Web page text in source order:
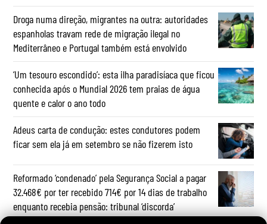
Droga numa direção, migrantes na outra: autoridades
espanholas travam rede de migração ilegal no
Mediterrâneo e Portugal também está envolvido
‘Um tesouro escondido’: esta ilha paradisíaca que ficou
conhecida após o Mundial 2026 tem praias de água
quente e calor o ano todo
Adeus carta de condução: estes condutores podem
ficar sem ela já em setembro se não fizerem isto
Reformado ‘condenado’ pela Segurança Social a pagar
32.468€ por ter recebido 714€ por 14 dias de trabalho
enquanto recebia pensão: tribunal ‘discorda’